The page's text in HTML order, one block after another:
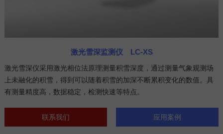
激光雪深监测仪 LC-XS
激光雪深仪采用激光相位法原理测量积雪深度，通过测量气象观测场
上未融化的积雪，得到可以随着积雪的加深不断累积变化的数值。具
有测量精度高，数据稳定，检测快速等特点。
联系我们 应用案例